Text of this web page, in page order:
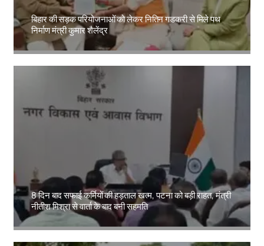
बिहार की सड़क परियोजनाओं को लेकर नितिन गडकरी से मिले पथ
निर्माण मंत्री कुमार शैलेंद्र
Amit Lekh
8 दिन बाद सफाई कर्मियों की हड़ताल खत्म, पटना को बड़ी राहत, मंत्री
नीतीश मिश्रा से वार्ता के बाद बनी सहमति